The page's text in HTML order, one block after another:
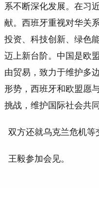
系不断深化发展。在习
献。西班牙重视对华关
投资、科技创新、绿色
迈上新台阶。中国是欧
由贸易，致力于维护多
形势，西班牙和欧盟愿
挑战，维护国际社会共同
双方还就乌克兰危机等
王毅参加会见。